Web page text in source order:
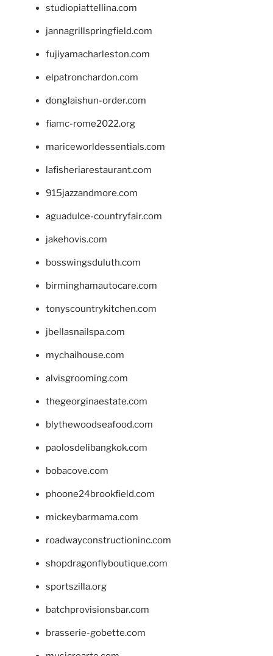
studiopiattellina.com
jannagrillspringfield.com
fujiyamacharleston.com
elpatronchardon.com
donglaishun-order.com
fiamc-rome2022.org
mariceworldessentials.com
lafisheriarestaurant.com
915jazzandmore.com
aguadulce-countryfair.com
jakehovis.com
bosswingsduluth.com
birminghamautocare.com
tonyscountrykitchen.com
jbellasnailspa.com
mychaihouse.com
alvisgrooming.com
thegeorginaestate.com
blythewoodseafood.com
paolosdelibangkok.com
bobacove.com
phoone24brookfield.com
mickeybarmama.com
roadwayconstructioninc.com
shopdragonflyboutique.com
sportszilla.org
batchprovisionsbar.com
brasserie-gobette.com